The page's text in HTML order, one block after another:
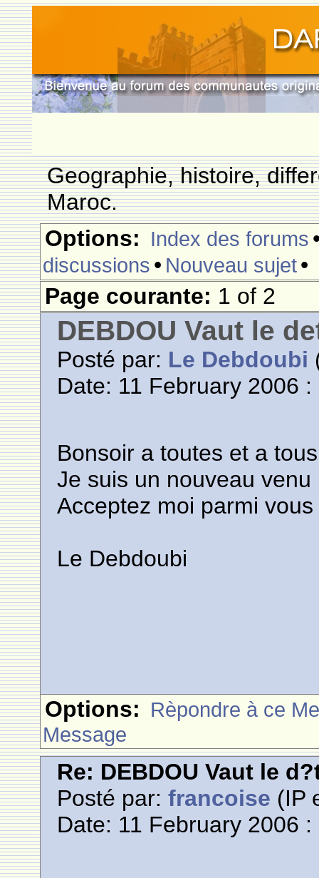
Geographie, histoire,
Maroc.
Options: Index des forums
discussions • Nouveau sujet•
Page courante: 1 of 2
DEBDOU Vaut le
Posté par: Le Debdoubi
Date: 11 February 2006 :
Bonsoir a toutes et a tous
Je suis un nouveau venu
Acceptez moi parmi vous
Le Debdoubi
Options: Rèpondre à ce
Message
Re: DEBDOU Vaut le
Posté par:francoise (IP
Date: 11 February 2006 :